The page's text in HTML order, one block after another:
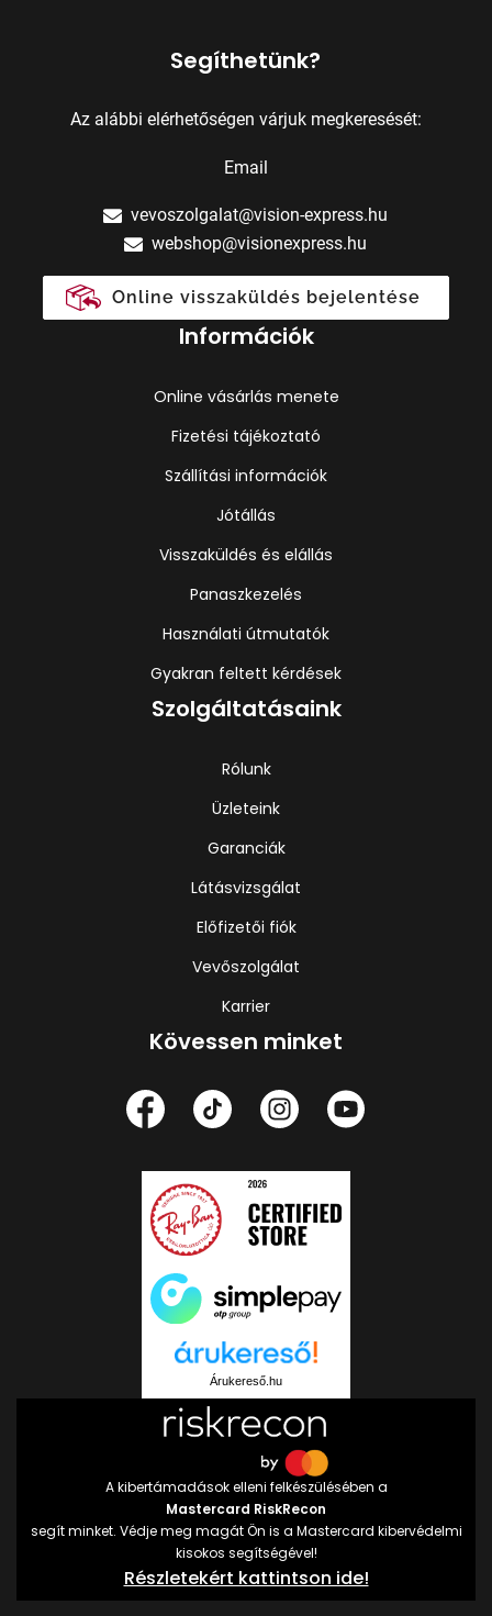
Segíthetünk?
Az alábbi elérhetőségen várjuk megkeresését:
Email
vevoszolgalat@vision-express.hu
webshop@visionexpress.hu
Online visszaküldés bejelentése
Információk
Online vásárlás menete
Fizetési tájékoztató
Szállítási információk
Jótállás
Visszaküldés és elállás
Panaszkezelés
Használati útmutatók
Gyakran feltett kérdések
Szolgáltatásaink
Rólunk
Üzleteink
Garanciák
Látásvizsgálat
Előfizetői fiók
Vevőszolgálat
Karrier
Kövessen minket
Árukereső.hu
A kibertámadások elleni felkészülésében a
Mastercard RiskRecon
segít minket. Védje meg magát Ön is a Mastercard kibervédelmi
kisokos segítségével!
Részletekért kattintson ide!